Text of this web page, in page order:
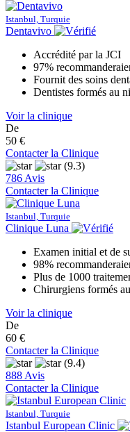
Istanbul, Turquie
Dentavivo
Accrédité par la JCI
97%
Fournit des soins
Dentistes formés au
Voir la clinique
De
50 €
Contacter la Clinique
(9.3)
786 Avis
Contacter la Clinique
Istanbul, Turquie
Clinique Luna
Examen initial et de
98%
Plus de 1000
Chirurgiens formés
Voir la clinique
De
60 €
Contacter la Clinique
(9.4)
888 Avis
Contacter la Clinique
Istanbul, Turquie
Istanbul European Clinic